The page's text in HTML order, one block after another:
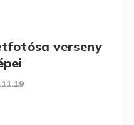
verseny